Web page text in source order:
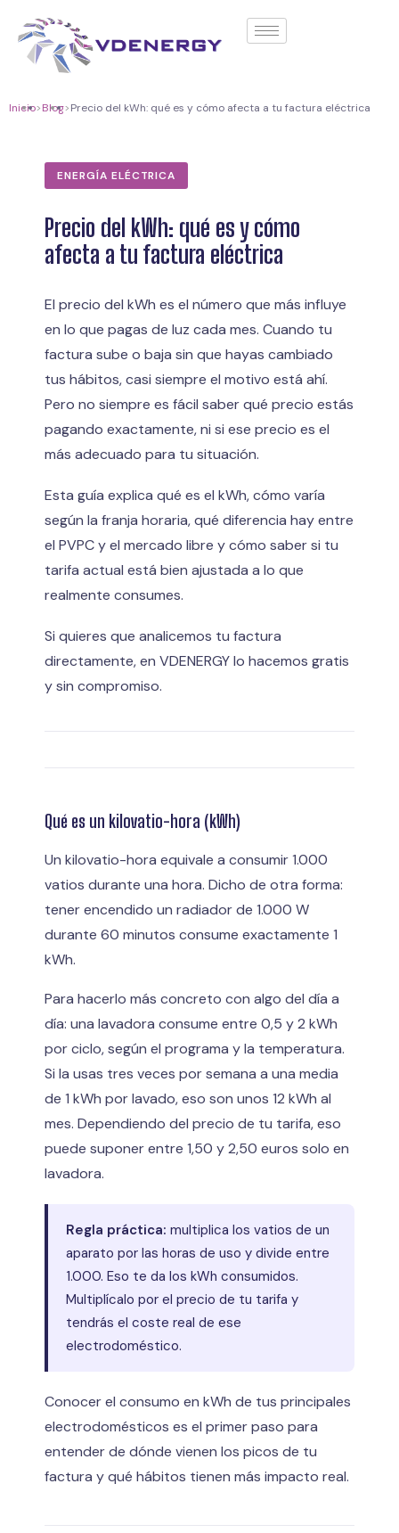
Inicio>Blog>Precio del kWh: qué es y cómo afecta a tu factura eléctrica
ENERGÍA ELÉCTRICA
Precio del kWh: qué es y cómo
afecta a tu factura eléctrica
El precio del kWh es el número que más influye
en lo que pagas de luz cada mes. Cuando tu
factura sube o baja sin que hayas cambiado
tus hábitos, casi siempre el motivo está ahí.
Pero no siempre es fácil saber qué precio estás
pagando exactamente, ni si ese precio es el
más adecuado para tu situación.
Esta guía explica qué es el kWh, cómo varía
según la franja horaria, qué diferencia hay entre
el PVPC y el mercado libre y cómo saber si tu
tarifa actual está bien ajustada a lo que
realmente consumes.
Si quieres que analicemos tu factura
directamente, en VDENERGY lo hacemos gratis
y sin compromiso.
Qué es un kilovatio-hora (kWh)
Un kilovatio-hora equivale a consumir 1.000
vatios durante una hora. Dicho de otra forma:
tener encendido un radiador de 1.000 W
durante 60 minutos consume exactamente 1
kWh.
Para hacerlo más concreto con algo del día a
día: una lavadora consume entre 0,5 y 2 kWh
por ciclo, según el programa y la temperatura.
Si la usas tres veces por semana a una media
de 1 kWh por lavado, eso son unos 12 kWh al
mes. Dependiendo del precio de tu tarifa, eso
puede suponer entre 1,50 y 2,50 euros solo en
lavadora.
Regla práctica: multiplica los vatios de un
aparato por las horas de uso y divide entre
1.000. Eso te da los kWh consumidos.
Multiplícalo por el precio de tu tarifa y
tendrás el coste real de ese
electrodoméstico.
Conocer el consumo en kWh de tus principales
electrodomésticos es el primer paso para
entender de dónde vienen los picos de tu
factura y qué hábitos tienen más impacto real.